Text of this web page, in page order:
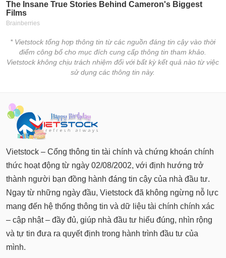
* Vietstock tổng hợp thông tin từ các nguồn đáng tin cậy vào thời
điểm công bố cho mục đích cung cấp thông tin tham khảo.
Vietstock không chịu trách nhiệm đối với bất kỳ kết quả nào từ việc
sử dụng các thông tin này.
Vietstock – Cổng thông tin tài chính và chứng khoán chính
thức hoạt động từ ngày 02/08/2002, với định hướng trở
thành người bạn đồng hành đáng tin cậy của nhà đầu tư.
Ngay từ những ngày đầu, Vietstock đã không ngừng nỗ lực
mang đến hệ thống thông tin và dữ liệu tài chính chính xác
– cập nhật – đầy đủ, giúp nhà đầu tư hiểu đúng, nhìn rộng
và tự tin đưa ra quyết định trong hành trình đầu tư của
mình.